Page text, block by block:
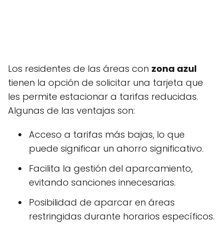
Los residentes de las áreas con zona azul
tienen la opción de solicitar una tarjeta que
les permite estacionar a tarifas reducidas.
Algunas de las ventajas son:
Acceso a tarifas más bajas, lo que
puede significar un ahorro significativo.
Facilita la gestión del aparcamiento,
evitando sanciones innecesarias.
Posibilidad de aparcar en áreas
restringidas durante horarios específicos.